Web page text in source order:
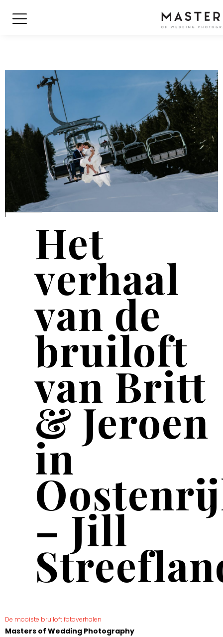
Het
verhaal
van de
bruiloft
van Britt
& Jeroen
in
– Jill
De mooiste bruiloft fotoverhalen
Masters of Wedding Photography